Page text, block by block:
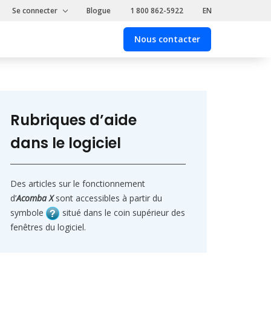
Se connecter Blogue 1 800 862-5922 EN
Nous contacter
Nous
contacter
Rubriques d’aide
dans le logiciel
Des articles sur le fonctionnement
d’Acomba Xsont accessibles à partir du
symbole
situé dans le coin supérieur des
fenêtres du logiciel.